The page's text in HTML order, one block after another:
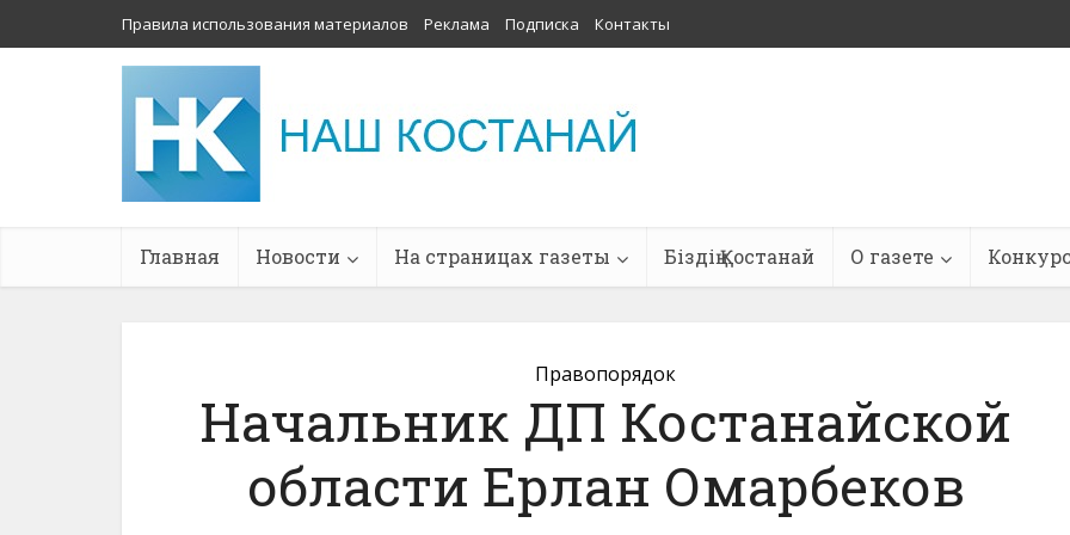
Правила использования материалов Реклама Подписка Контакты
Главная Новости На страницах газеты Біздің Қостанай О газете
Правопорядок
Начальник ДП Костанайской
области Ерлан Омарбеков